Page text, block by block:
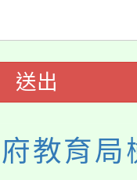
送出
教育局